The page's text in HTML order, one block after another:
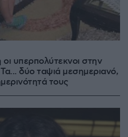
υπερπολύτεκνοι στην
δύο ταψιά μεσημεριανό,
τους